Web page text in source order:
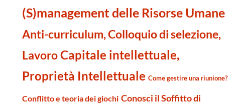
(S)management delle Risorse Umane
Anti-curriculum, Colloquio di selezione,
LavoroCapitale intellettuale,
Proprietà Intellettuale Come gestire una riunione?
Conflitto e teoria dei giochi Conosci il Soffitto di